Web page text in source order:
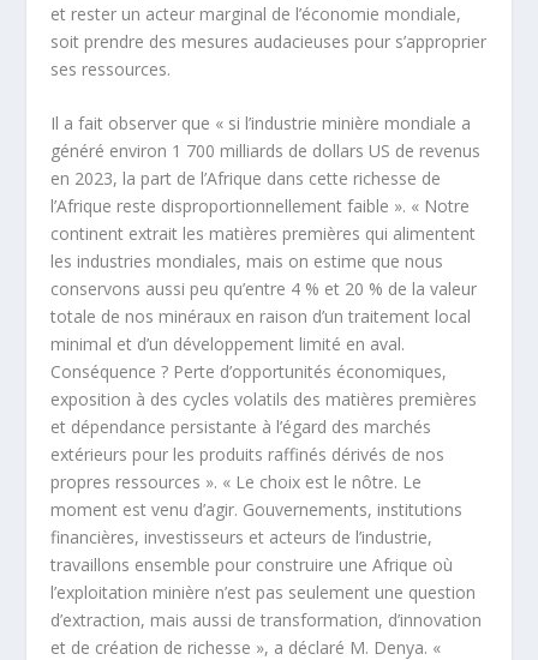
et rester un acteur marginal de l’économie mondiale,
soit prendre des mesures audacieuses pour s’approprier
ses ressources.
Il a fait observer que « si l’industrie minière mondiale a
généré environ 1 700 milliards de dollars US de revenus
en 2023, la part de l’Afrique dans cette richesse de
l’Afrique reste disproportionnellement faible ». « Notre
continent extrait les matières premières qui alimentent
les industries mondiales, mais on estime que nous
conservons aussi peu qu’entre 4 % et 20 % de la valeur
totale de nos minéraux en raison d’un traitement local
minimal et d’un développement limité en aval.
Conséquence ? Perte d’opportunités économiques,
exposition à des cycles volatils des matières premières
et dépendance persistante à l’égard des marchés
extérieurs pour les produits raffinés dérivés de nos
propres ressources ». « Le choix est le nôtre. Le
moment est venu d’agir. Gouvernements, institutions
financières, investisseurs et acteurs de l’industrie,
travaillons ensemble pour construire une Afrique où
l’exploitation minière n’est pas seulement une question
d’extraction, mais aussi de transformation, d’innovation
et de création de richesse », a déclaré M. Denya. «